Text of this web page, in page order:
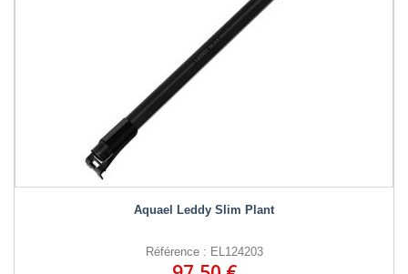
Aquael Leddy Slim Plant
Référence : EL124203